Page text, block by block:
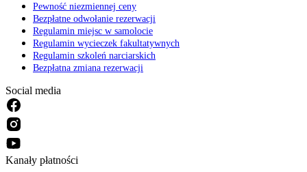
Pewność niezmiennej ceny
Bezpłatne odwołanie rezerwacji
Regulamin miejsc w samolocie
Regulamin wycieczek fakultatywnych
Regulamin szkoleń narciarskich
Bezpłatna zmiana rezerwacji
Social media
Kanały płatności